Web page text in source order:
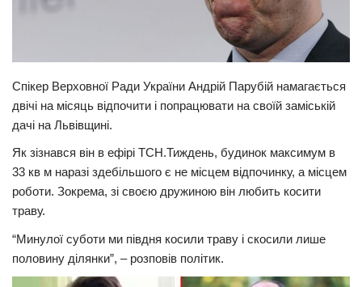
Технології
Історії
Здоров’я
Події
Трагедії
Курйози
Спікер Верховної Ради України Андрій Парубій намагається
двічі на місяць відпочити і попрацювати на своїй заміській
дачі на Львівщині.
Як зізнався він в ефірі ТСН.Тиждень, будинок максимум в
33 кв м наразі здебільшого є не місцем відпочинку, а місцем
роботи. Зокрема, зі своєю дружиною він любить косити
траву.
“Минулої суботи ми півдня косили траву і скосили лише
половину ділянки”, – розповів політик.